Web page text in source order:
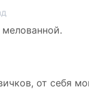
от себя